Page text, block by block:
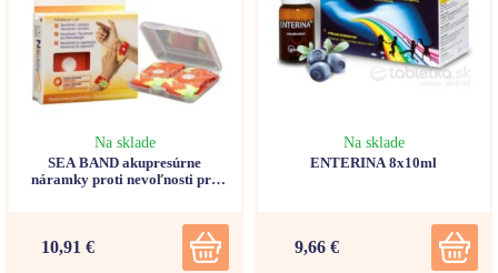
Na sklade
SEA BAND akupresúrne
náramky proti nevoľnosti pre
10,91 €
Na sklade
ENTERINA 8x10ml
9,66 €